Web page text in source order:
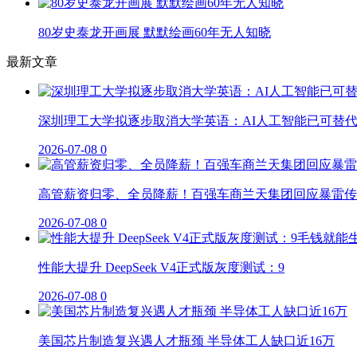
80岁史泰龙开画展 默默绘画60年无人知晓
最新文章
深圳理工大学拟逐步取消大学英语：AI人工智能已可替代
2026-07-08 0
高管薪资归零、全员降薪！百强车商兰天集团回应暴雷
2026-07-08 0
性能大提升 DeepSeek V4正式版灰度测试：9
2026-07-08 0
美国芯片制造复兴遇人才瓶颈 半导体工人缺口近16万